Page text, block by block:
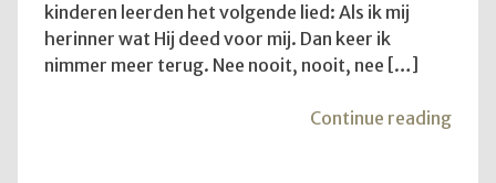
kinderen leerden het volgende lied: Als ik mij
herinner wat Hij deed voor mij. Dan keer ik
nimmer meer terug. Nee nooit, nooit, nee […]
Continue reading"Van